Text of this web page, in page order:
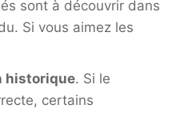
sont à découvrir dans
Si vous aimez les
historique. Si le
certains